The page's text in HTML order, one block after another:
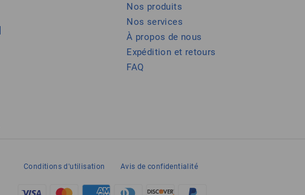
Nos produits
Nos services
À propos de nous
Expédition et retours
FAQ
Conditions d'utilisation Avis de confidentialité